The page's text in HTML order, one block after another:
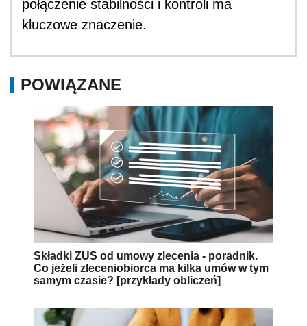
połączenie stabilności i kontroli ma
kluczowe znaczenie.
POWIĄZANE
Składki ZUS od umowy zlecenia - poradnik.
Co jeżeli zleceniobiorca ma kilka umów w tym
samym czasie? [przykłady obliczeń]